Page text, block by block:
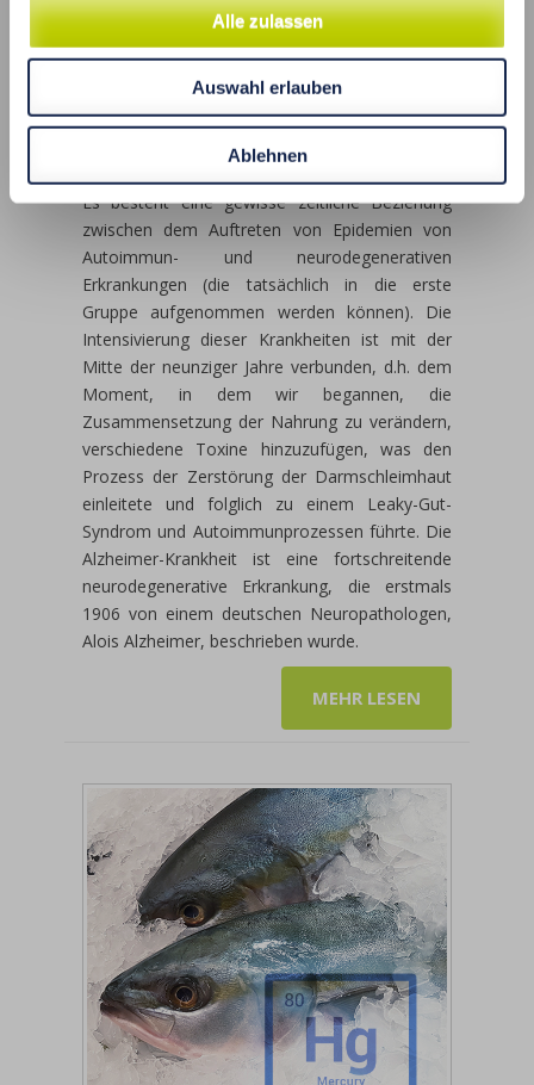
Alle zulassen
Auswahl erlauben
Ablehnen
ALZHEIMER-KRANKHEIT Teil 2 –
Wie man ein gesundes Gehirn
mit Diät und
Nahrungsergänzungsmitteln
aufrechterhält
Es besteht eine gewisse zeitliche Beziehung
zwischen dem Auftreten von Epidemien von
Autoimmun- und neurodegenerativen
Erkrankungen (die tatsächlich in die erste
Gruppe aufgenommen werden können). Die
Intensivierung dieser Krankheiten ist mit der
Mitte der neunziger Jahre verbunden, d.h. dem
Moment, in dem wir begannen, die
Zusammensetzung der Nahrung zu verändern,
verschiedene Toxine hinzuzufügen, was den
Prozess der Zerstörung der Darmschleimhaut
einleitete und folglich zu einem Leaky-Gut-
Syndrom und Autoimmunprozessen führte. Die
Alzheimer-Krankheit ist eine fortschreitende
neurodegenerative Erkrankung, die erstmals
1906 von einem deutschen Neuropathologen,
Alois Alzheimer, beschrieben wurde.
MEHR LESEN